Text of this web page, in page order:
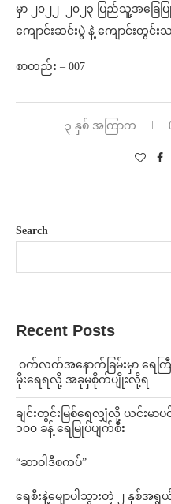
မှာ ၂၀၂၂−၂၀၂၃ ပြည်သူ့အခြေ
ကျောင်းဆင်းပွဲ နဲ့ ကျောင်းတွင်
စာတည်း – 007
၃ နှစ် အကြာက
Search
Recent Posts
ဝက်လက်အနောက်ခြမ်းမှာ ရေကြီ
မိုးရေရလို့ အခုမှစိုက်ပျိုးလို့ရ
ချင်းတွင်းမြစ်ရေလျှံလို့ ယင်းမ
၁၀၀ ခန့် ရေမြုပ်ပျက်စီး
“ဆာဝါဒီစကပ်”
ရေစီးနဲ့မျောပါသွားတဲ့ ၂ နှစ်အ